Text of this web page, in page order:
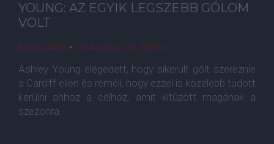
YOUNG: AZ EGYIK LEGSZEBB GÓLOM
VOLT
Bacsu Attila • 2014. január. 29. 08:25
Ashley Young elégedett, hogy sikerült gólt szereznie
a Cardiff ellen és reméli, hogy ezzel is közelebb tudott
kerülni ahhoz a célhoz, amit kitûzött magának a
szezonra.